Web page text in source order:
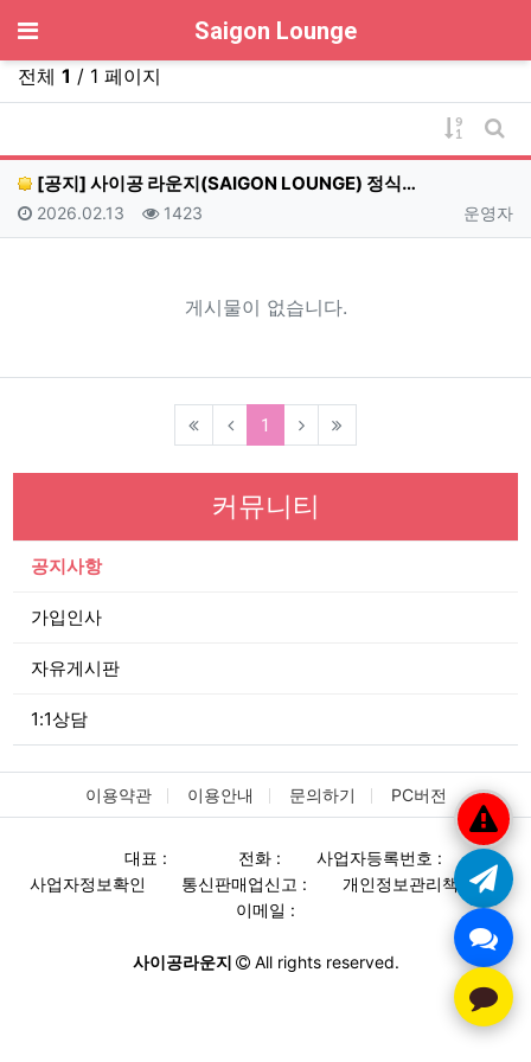
Saigon Lounge
전체 1 / 1 페이지
게시물
게
[공지] 사이공 라운지(SAIGON LOUNGE) 정식…
등록자
운영자
등록일
2026.02.13 조회
1423
게시물이 없습니다.
1 (current)
커뮤니티
공지사항
가입인사
자유게시판
1:1상담
이용약관 이용안내 문의하기 PC버전
대표 : 전화 :
사업자등록번호 :
사업자정보확인
통신판매업신고 :
개인정보관리책임자 :
이메일 :
사이공라운지 All rights reserved.